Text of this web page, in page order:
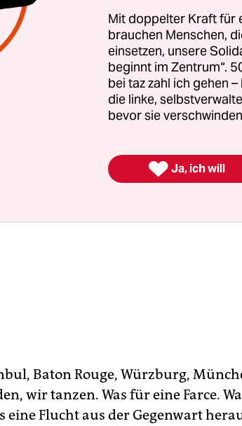
November die Anschläge im
vor, dass das auch in diesem Club
ich. Während woanders womöglich
Baton Rouge, Würzburg,
wir tanzen. Was für eine Farce.
eine Flucht aus der Gegenwart
Mit doppelter Kraft für
brauchen Menschen,
einsetzen, unsere
beginnt im Zentrum“.
bei taz zahl ich gehen
die linke,
bevor sie
 Ja, ich will